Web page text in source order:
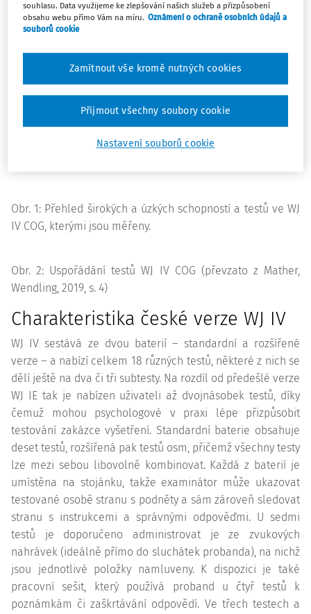
třeba úzká schopnost Rozsah auditivní paměti (Gwm
je schopnost udržet slyšené informace v bezprostředním
Metoda WJ se snaží, aby testování bylo co nejméně
unavující a frustrující pro testovanou osobu (a vlastně i
testujícího) a za co nejmenší možnou dobu se získalo co
nejvíce informací. Proto nejsou všem probandům
zadávány všechny položky, ale každý test má jasná
pravidla pro počátek testování a ukončení testu dle
Obr. 1: Přehled širokých a úzkých schopností a testů ve WJ
IV COG, kterými jsou měřeny.
Obr. 2: Uspořádání testů WJ IV COG (převzato z Mather,
Wendling, 2019, s. 4)
Charakteristika české verze WJ IV
WJ IV sestává ze dvou baterií – standardní a rozšířené
verze – a nabízí celkem 18 různých testů, některé z nich se
dělí ještě na dva či tři subtesty. Na rozdíl od předešlé verze
WJ IE tak je nabízen uživateli až dvojnásobek testů, díky
čemuž mohou psychologové v praxi lépe přizpůsobit
testování zakázce vyšetření. Standardní baterie obsahuje
deset testů, rozšířená pak testů osm, přičemž všechny testy
lze mezi sebou libovolně kombinovat. Každá z baterií je
umístěna na stojánku, takže examinátor může ukazovat
testované osobě stranu s podněty a sám zároveň sledovat
stranu s instrukcemi a správnými odpověďmi. U sedmi
testů je doporučeno administrovat je ze zvukových
nahrávek (ideálně přímo do sluchátek probanda), na nichž
jsou jednotlivé položky namluveny. K dispozici je také
pracovní sešit, který používá proband u čtyř testů k
poznámkám či zaškrtávání odpovědí. Ve třech testech a
souhlasu. Data využijeme ke zlepšování našich služeb a přizpůsobení
obsahu webu přímo Vám na míru. Oznámení o ochraně osobních údajů a
souborů cookie
Nastavení souborů cookie
Zamítnout vše kromě nutných cookies
Přijmout všechny soubory cookie